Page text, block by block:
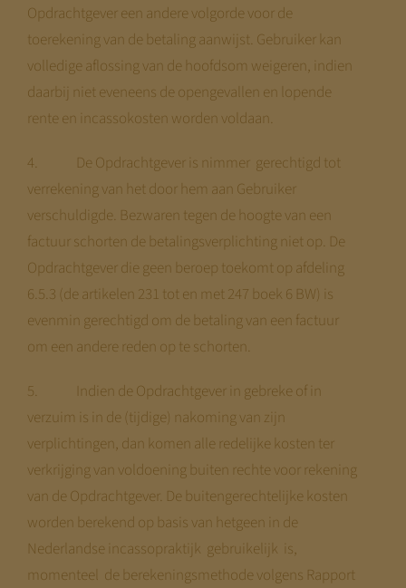
Opdrachtgever een andere volgorde voor de
toerekening van de betaling aanwijst. Gebruiker kan
volledige aflossing van de hoofdsom weigeren, indien
daarbij niet eveneens de opengevallen en lopende
rente en incassokosten worden voldaan.
4. De Opdrachtgever is nimmer gerechtigd tot
verrekening van het door hem aan Gebruiker
verschuldigde. Bezwaren tegen de hoogte van een
factuur schorten de betalingsverplichting niet op. De
Opdrachtgever die geen beroep toekomt op afdeling
6.5.3 (de artikelen 231 tot en met 247 boek 6 BW) is
evenmin gerechtigd om de betaling van een factuur
om een andere reden op te schorten.
5. Indien de Opdrachtgever in gebreke of in
verzuim is in de (tijdige) nakoming van zijn
verplichtingen, dan komen alle redelijke kosten ter
verkrijging van voldoening buiten rechte voor rekening
van de Opdrachtgever. De buitengerechtelijke kosten
worden berekend op basis van hetgeen in de
Nederlandse incassopraktijk gebruikelijk is,
momenteel de berekeningsmethode volgens Rapport